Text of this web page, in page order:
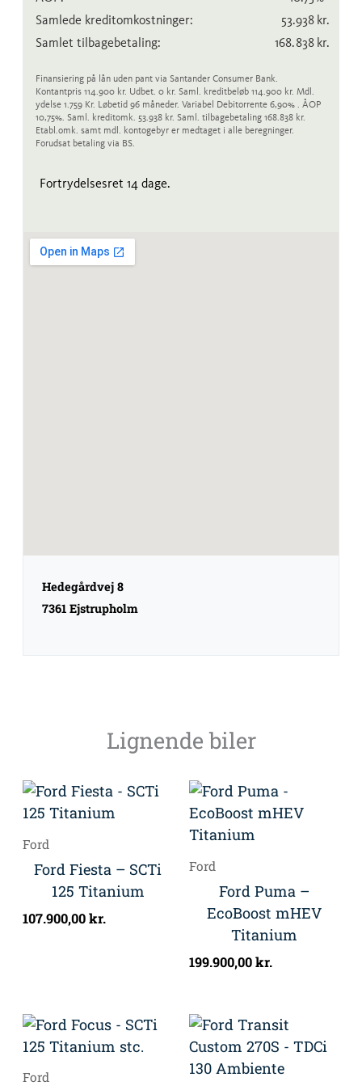
Samlede kreditomkostninger:
53.938 kr.
Samlet tilbagebetaling:
168.838 kr.
Finansiering på lån uden pant via Santander Consumer Bank.
Kontantpris 114.900 kr. Udbet. 0 kr. Saml. kreditbeløb 114.900 kr. Mdl.
ydelse 1.759 Kr. Løbetid 96 måneder. Variabel Debitorrente 6,90% . ÅOP
10,75%. Saml. kreditomk. 53.938 kr. Saml. tilbagebetaling 168.838 kr.
Etabl.omk. samt mdl. kontogebyr er medtaget i alle beregninger.
Forudsat betaling via BS.
Fortrydelsesret 14 dage.
Hedegårdvej 8
7361 Ejstrupholm
Lignende biler
Ford
Ford Fiesta – SCTi
125 Titanium
107.900,00kr.
Ford
Ford Puma –
EcoBoost mHEV
Titanium
199.900,00kr.
Ford